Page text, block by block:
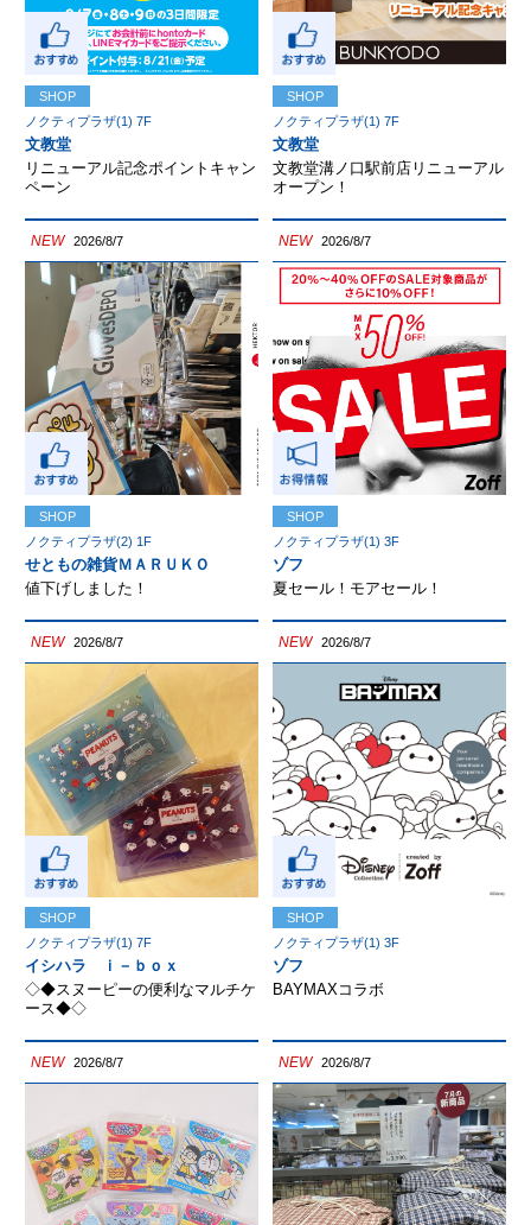
SHOP
ノクティプラザ(1) 7F
文教堂
リニューアル記念ポイントキャン
ペーン
SHOP
ノクティプラザ(1) 7F
文教堂
文教堂溝ノ口駅前店リニューアル
オープン！
NEW 2026/8/7
SHOP
ノクティプラザ(2) 1F
せともの雑貨ＭＡＲＵＫＯ
値下げしました！
NEW 2026/8/7
SHOP
ノクティプラザ(1) 3F
ゾフ
夏セール！モアセール！
NEW 2026/8/7
SHOP
ノクティプラザ(1) 7F
イシハラ ｉ－ｂｏｘ
◇◆スヌーピーの便利なマルチケ
ース◆◇
NEW 2026/8/7
SHOP
ノクティプラザ(1) 3F
ゾフ
BAYMAXコラボ
NEW 2026/8/7 NEW 2026/8/7